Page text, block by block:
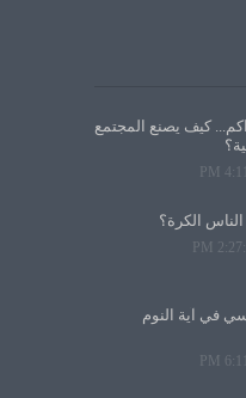
كيف يصنع المجتمع
الكرة؟
في آية النوم